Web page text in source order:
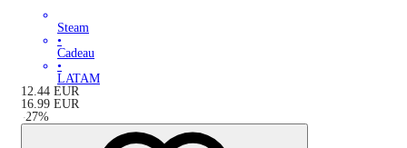
Steam
•
Cadeau
•
LATAM
12.44 EUR
16.99 EUR
-27%